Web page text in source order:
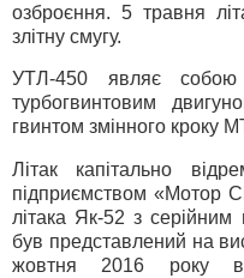
озброєння. 5 травня
злітну смугу.
УТЛ-450 являє собою
турбогвинтовим
гвинтом змінного кроку
Літак капітально
підприємством «Мотор
літака Як-52 з
був представлений на
жовтня 2016 року в